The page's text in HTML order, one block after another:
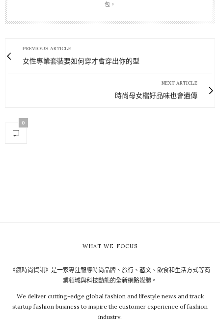
包。
PREVIOUS ARTICLE
女性專業套裝要如何穿才會穿出你的型
NEXT ARTICLE
時尚母女檔好品味也會遺傳
0
WHAT WE FOCUS
《瘋時尚資訊》是一家專注報導時尚品牌、旅行、藝文、飲食和生活方式等商
業領域與科技動態的全新網路媒體。
We deliver cutting-edge global fashion and lifestyle news and track
startup fashion business to inspire the customer experience of fashion
industry.